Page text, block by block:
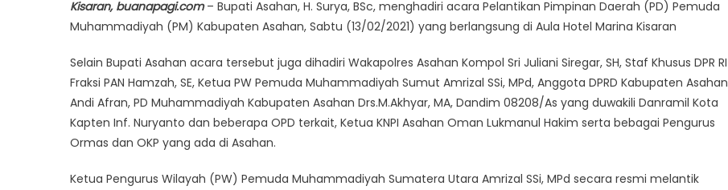
Kisaran, buanapagi.com– Bupati Asahan, H. Surya, BSc, menghadiri acara Pelantikan Pimpinan Daerah (PD) Pemuda
Muhammadiyah (PM) Kabupaten Asahan, Sabtu (13/02/2021) yang berlangsung di Aula Hotel Marina Kisaran
Selain Bupati Asahan acara tersebut juga dihadiri Wakapolres Asahan Kompol Sri Juliani Siregar, SH, Staf Khusus DPR RI
Fraksi PAN Hamzah, SE, Ketua PW Pemuda Muhammadiyah Sumut Amrizal SSi, MPd, Anggota DPRD Kabupaten Asahan
Andi Afran, PD Muhammadiyah Kabupaten Asahan Drs.M.Akhyar, MA, Dandim 08208/As yang duwakili Danramil Kota
Kapten Inf. Nuryanto dan beberapa OPD terkait, Ketua KNPI Asahan Oman Lukmanul Hakim serta bebagai Pengurus
Ormas dan OKP yang ada di Asahan.
Ketua Pengurus Wilayah (PW) Pemuda Muhammadiyah Sumatera Utara Amrizal SSi, MPd secara resmi melantik